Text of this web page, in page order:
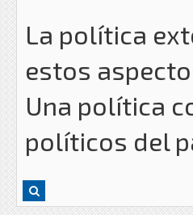
La política
estos
Una política
políticos del